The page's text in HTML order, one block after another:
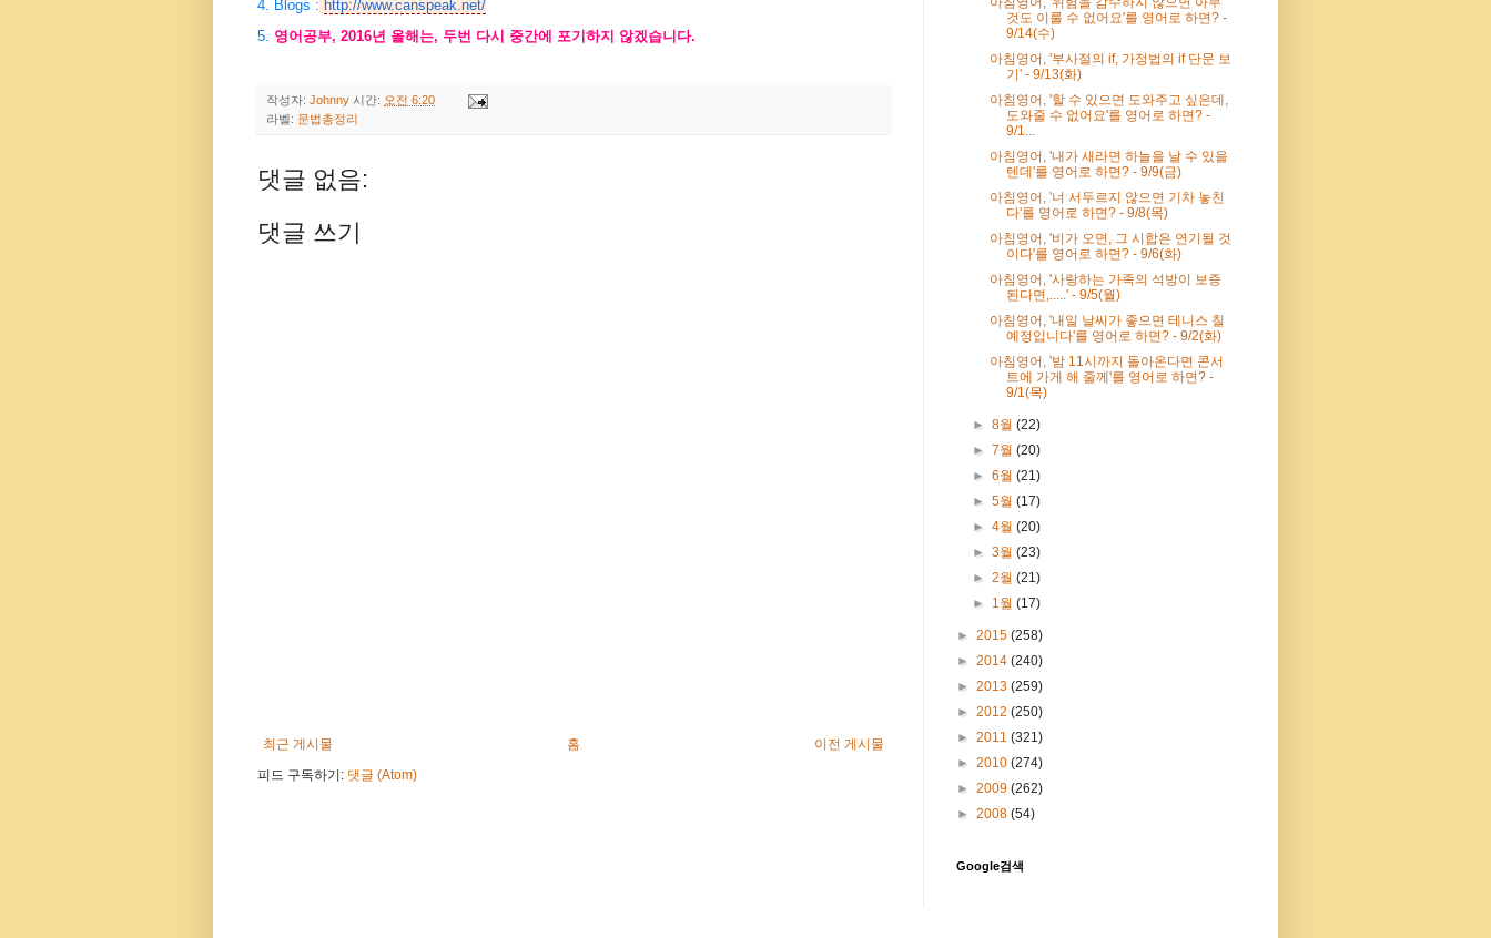
4. Blogs : http://www.canspeak.net/
5. 영어공부, 2016년 올해는, 두번 다시 중간에 포기하지 않겠습니다.
작성자: Johnny 시간: 오전 6:20
라벨: 문법총정리
댓글 없음:
댓글 쓰기
최근 게시물 이전 게시물
홈
피드 구독하기: 댓글 (Atom)
것도 이룰 수 없어요'를 영어로 하면? -
9/14(수)
아침영어, '부사절의 if, 가정법의 if 단문 보
기' - 9/13(화)
아침영어, '할 수 있으면 도와주고 싶은데,
도와줄 수 없어요'를 영어로 하면? -
9/1...
아침영어, '내가 새라면 하늘을 날 수 있을
텐데'를 영어로 하면? - 9/9(금)
아침영어, '너 서두르지 않으면 기차 놓친
다'를 영어로 하면? - 9/8(목)
아침영어, '비가 오면, 그 시합은 연기될 것
이다'를 영어로 하면? - 9/6(화)
아침영어, '사랑하는 가족의 석방이 보증
된다면,.....' - 9/5(월)
아침영어, '내일 날씨가 좋으면 테니스 칠
예정입니다'를 영어로 하면? - 9/2(화)
아침영어, '밤 11시까지 돌아온다면 콘서
트에 가게 해 줄께'를 영어로 하면? -
9/1(목)
►8월(22)
►7월(20)
►6월(21)
►5월(17)
►4월(20)
►3월(23)
►2월(21)
► 1월(17)
► 2015 (258)
► 2014 (240)
► 2013 (259)
► 2012 (250)
► 2011 (321)
► 2010 (274)
► 2009 (262)
► 2008 (54)
Google검색